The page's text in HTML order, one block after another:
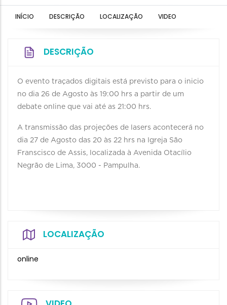
INÍCIO DESCRIÇÃO LOCALIZAÇÃO VIDEO
DESCRIÇÃO
O evento traçados digitais está previsto para o inicio
no dia 26 de Agosto às 19:00 hrs a partir de um
debate online que vai até as 21:00 hrs.
A transmissão das projeções de lasers acontecerá no
dia 27 de Agosto das 20 às 22 hrs na Igreja São
Franscisco de Assis, localizada à Avenida Otacílio
Negrão de Lima, 3000 - Pampulha.
LOCALIZAÇÃO
online